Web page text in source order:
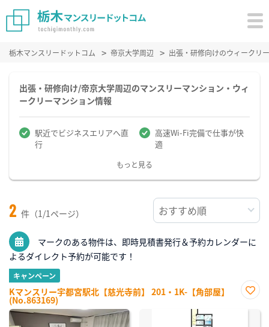
栃木マンスリードットコム 帝京大学周辺 出張・研修向けのウィークリ
出張・研修向け/帝京大学周辺のマンスリーマンション・ウィ
ークリーマンション情報
駅近でビジネスエリアへ直
行
高速Wi-Fi完備で仕事が快
適
もっと見る
2 件（1/1ページ）
マークのある物件は、即時見積書発行＆予約カレンダーに
よるダイレクト予約が可能です！
キャンペーン
Kマンスリー宇都宮駅北【慈光寺前】 201・1K-【角部屋】
(No.863169)
に入